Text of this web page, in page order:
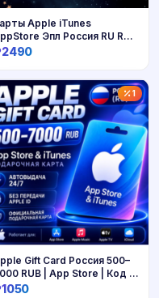
Купить
Apple iTunes
Эпл Россия RU RUB
5000
1
Gift Card Россия 500–
RUB | App Store | Код |
24/7